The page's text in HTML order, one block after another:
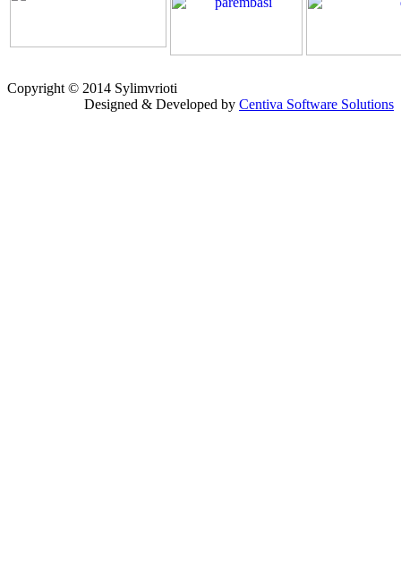
Copyright © 2014 Sylimvrioti
Designed & Developed by Centiva Software Solutions